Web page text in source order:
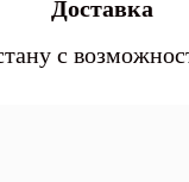
Доставка
с